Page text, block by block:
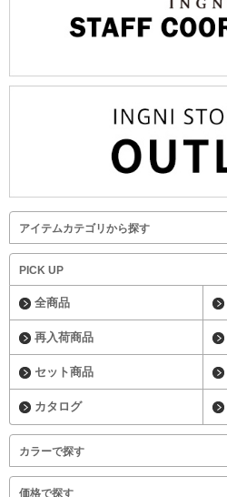
アイテムカテゴリから探す
PICK UP
全商品
再入荷商品
セット商品
カタログ
カラーで探す
価格で探す